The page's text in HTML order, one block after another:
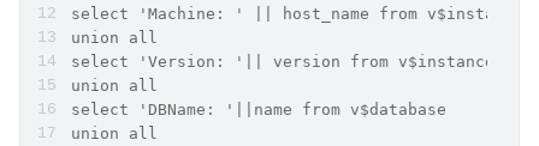
select 'Machine: ' || host_name from v$instance
union all
select 'Version: '|| version from v$instance
union all
select 'DBName: '||name from v$database
union all